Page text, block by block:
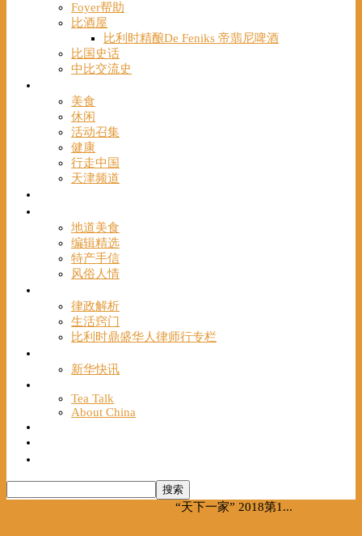
Foyer帮助
比酒屋
比利时精酿De Feniks 帝翡尼啤酒
比国史话
中比交流史
美食
休闲
活动召集
健康
行走中国
天津频道
地道美食
编辑精选
特产手信
风俗人情
律政解析
生活窍门
比利时鼎盛华人律师行专栏
新华快讯
Tea Talk
About China
“天下一家” 2018第1...